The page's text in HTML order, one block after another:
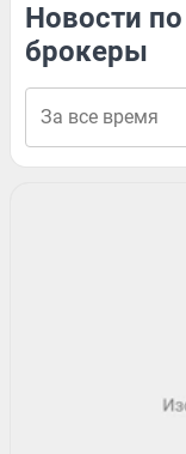
Новости
брокеры